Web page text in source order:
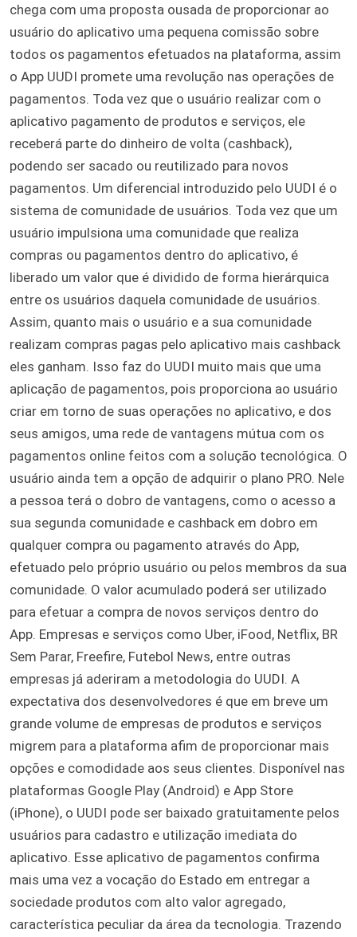
chega com uma proposta ousada de proporcionar ao
usuário do aplicativo uma pequena comissão sobre
todos os pagamentos efetuados na plataforma, assim
o App UUDI promete uma revolução nas operações de
pagamentos. Toda vez que o usuário realizar com o
aplicativo pagamento de produtos e serviços, ele
receberá parte do dinheiro de volta (cashback),
podendo ser sacado ou reutilizado para novos
pagamentos. Um diferencial introduzido pelo UUDI é o
sistema de comunidade de usuários. Toda vez que um
usuário impulsiona uma comunidade que realiza
compras ou pagamentos dentro do aplicativo, é
liberado um valor que é dividido de forma hierárquica
entre os usuários daquela comunidade de usuários.
Assim, quanto mais o usuário e a sua comunidade
realizam compras pagas pelo aplicativo mais cashback
eles ganham. Isso faz do UUDI muito mais que uma
aplicação de pagamentos, pois proporciona ao usuário
criar em torno de suas operações no aplicativo, e dos
seus amigos, uma rede de vantagens mútua com os
pagamentos online feitos com a solução tecnológica. O
usuário ainda tem a opção de adquirir o plano PRO. Nele
a pessoa terá o dobro de vantagens, como o acesso a
sua segunda comunidade e cashback em dobro em
qualquer compra ou pagamento através do App,
efetuado pelo próprio usuário ou pelos membros da sua
comunidade. O valor acumulado poderá ser utilizado
para efetuar a compra de novos serviços dentro do
App. Empresas e serviços como Uber, iFood, Netflix, BR
Sem Parar, Freefire, Futebol News, entre outras
empresas já aderiram a metodologia do UUDI. A
expectativa dos desenvolvedores é que em breve um
grande volume de empresas de produtos e serviços
migrem para a plataforma afim de proporcionar mais
opções e comodidade aos seus clientes. Disponível nas
plataformas Google Play (Android) e App Store
(iPhone), o UUDI pode ser baixado gratuitamente pelos
usuários para cadastro e utilização imediata do
aplicativo. Esse aplicativo de pagamentos confirma
mais uma vez a vocação do Estado em entregar a
sociedade produtos com alto valor agregado,
característica peculiar da área da tecnologia. Trazendo